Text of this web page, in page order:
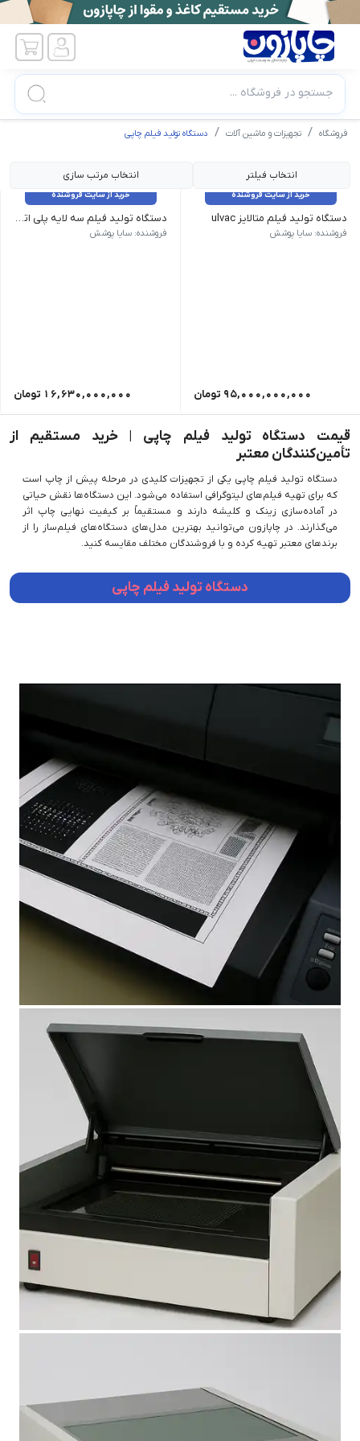
جستجو در فروشگاه ...
فروشگاه تجهیزات و ماشین آلات دستگاه تولید فیلم چاپی
انتخاب فیلتر انتخاب مرتب سازی
خرید از سایت فروشنده
دستگاه تولید فیلم متالایز ulvac
برند ULVAC | کشور سازنده ژاپن | سال تولید 2020 | عرض دستگاه 1100 | سرعت ماشین (m/min) 1200 | حدود قیمت 55000 EUR برای استعلام قیمت لطفا تماس بگیرید.
فروشنده: سایا پوشش
95,000,000,000 تومان
خرید از سایت فروشنده
دستگاه تولید فیلم سه لایه پلی اتیلن KUNG HSING شناسه دستگاه FILM10 | برند kung hsing | کشور سازنده تایوان | سال تولید 2017 | محل ایران | سرعت 350 کیلو گرم در ساعت | عرض دستگاه 130 | وضعیت دستگاه استفاده شده | حدود قیمت $100,000 برای استعلام قیمت لطفا تماس بگیرید.
فروشنده: سایا پوشش
16,630,000,000 تومان
قیمت دستگاه تولید فیلم چاپی | خرید مستقیم از
تأمین‌کنندگان معتبر
دستگاه تولید فیلم چاپی یکی از تجهیزات کلیدی در مرحله پیش از چاپ است
که برای تهیه فیلم‌های لیتوگرافی استفاده می‌شود. این دستگاه‌ها نقش حیاتی
در آماده‌سازی زینک و کلیشه دارند و مستقیماً بر کیفیت نهایی چاپ اثر
می‌گذارند. در چاپازون می‌توانید بهترین مدل‌های دستگاه‌های فیلم‌ساز را از
برندهای معتبر تهیه کرده و با فروشندگان مختلف مقایسه کنید.
دستگاه تولید فیلم چاپی